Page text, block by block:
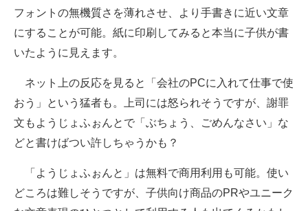
フォントの無機質さを薄れさせ、より手書きに近い文章
にすることが可能。紙に印刷してみると本当に子供が書
いたように見えます。
ネット上の反応を見ると「会社のPCに入れて仕事で使
おう」という猛者も。上司には怒られそうですが、謝罪
文もようじょふぉんとで「ぶちょう、ごめんなさい」な
どと書けばつい許しちゃうかも？
「ようじょふぉんと」は無料で商用利用も可能。使い
どころは難しそうですが、子供向け商品のPRやユニーク